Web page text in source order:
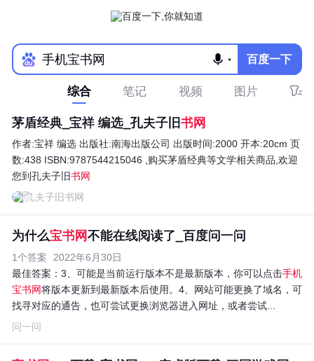
百度一下
综合 笔记 视频 图片
茅盾经典_宝祥 编选_孔夫子旧书网
作者:宝祥 编选 出版社:南海出版公司 出版时间:2000 开本:20cm 页
数:438 ISBN:9787544215046 ,购买茅盾经典等文学相关商品,欢迎
您到孔夫子旧书网
孔夫子旧书网
为什么宝书网不能在线阅读了_百度问一问
1个答案
2022年6月30日
最佳答案： 3、可能是当前运行版本不是最新版本，你可以点击手机
宝书网将版本更新到最新版本后使用。4、网站可能更换了域名，可
找寻对应的通告，也可尝试更换浏览器进入网址，或者尝试...
问一问